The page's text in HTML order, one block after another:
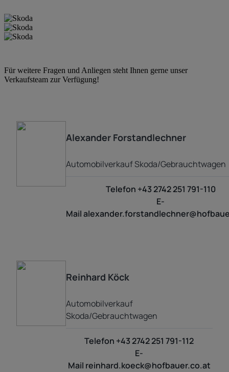
Für weitere Fragen und Anliegen steht Ihnen gerne unser
Verkaufsteam zur Verfügung!
Alexander Forstandlechner
Automobilverkauf Skoda/Gebrauchtwagen
Telefon +43 2742 251 791-110
E-
Mail
Reinhard Köck
Automobilverkauf
Skoda/Gebrauchtwagen
Telefon +43 2742 251 791-112
E-
Mail reinhard.koeck@hofbauer.co.at